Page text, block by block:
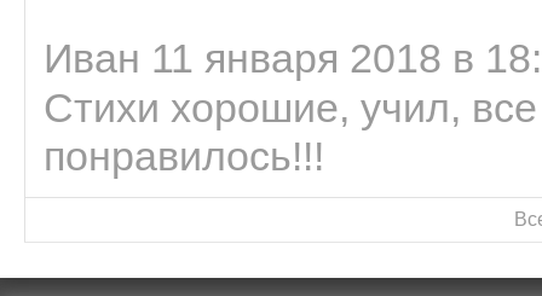
Иван 11 января 2018 в
Стихи хорошие, учил,
понравилось!!!